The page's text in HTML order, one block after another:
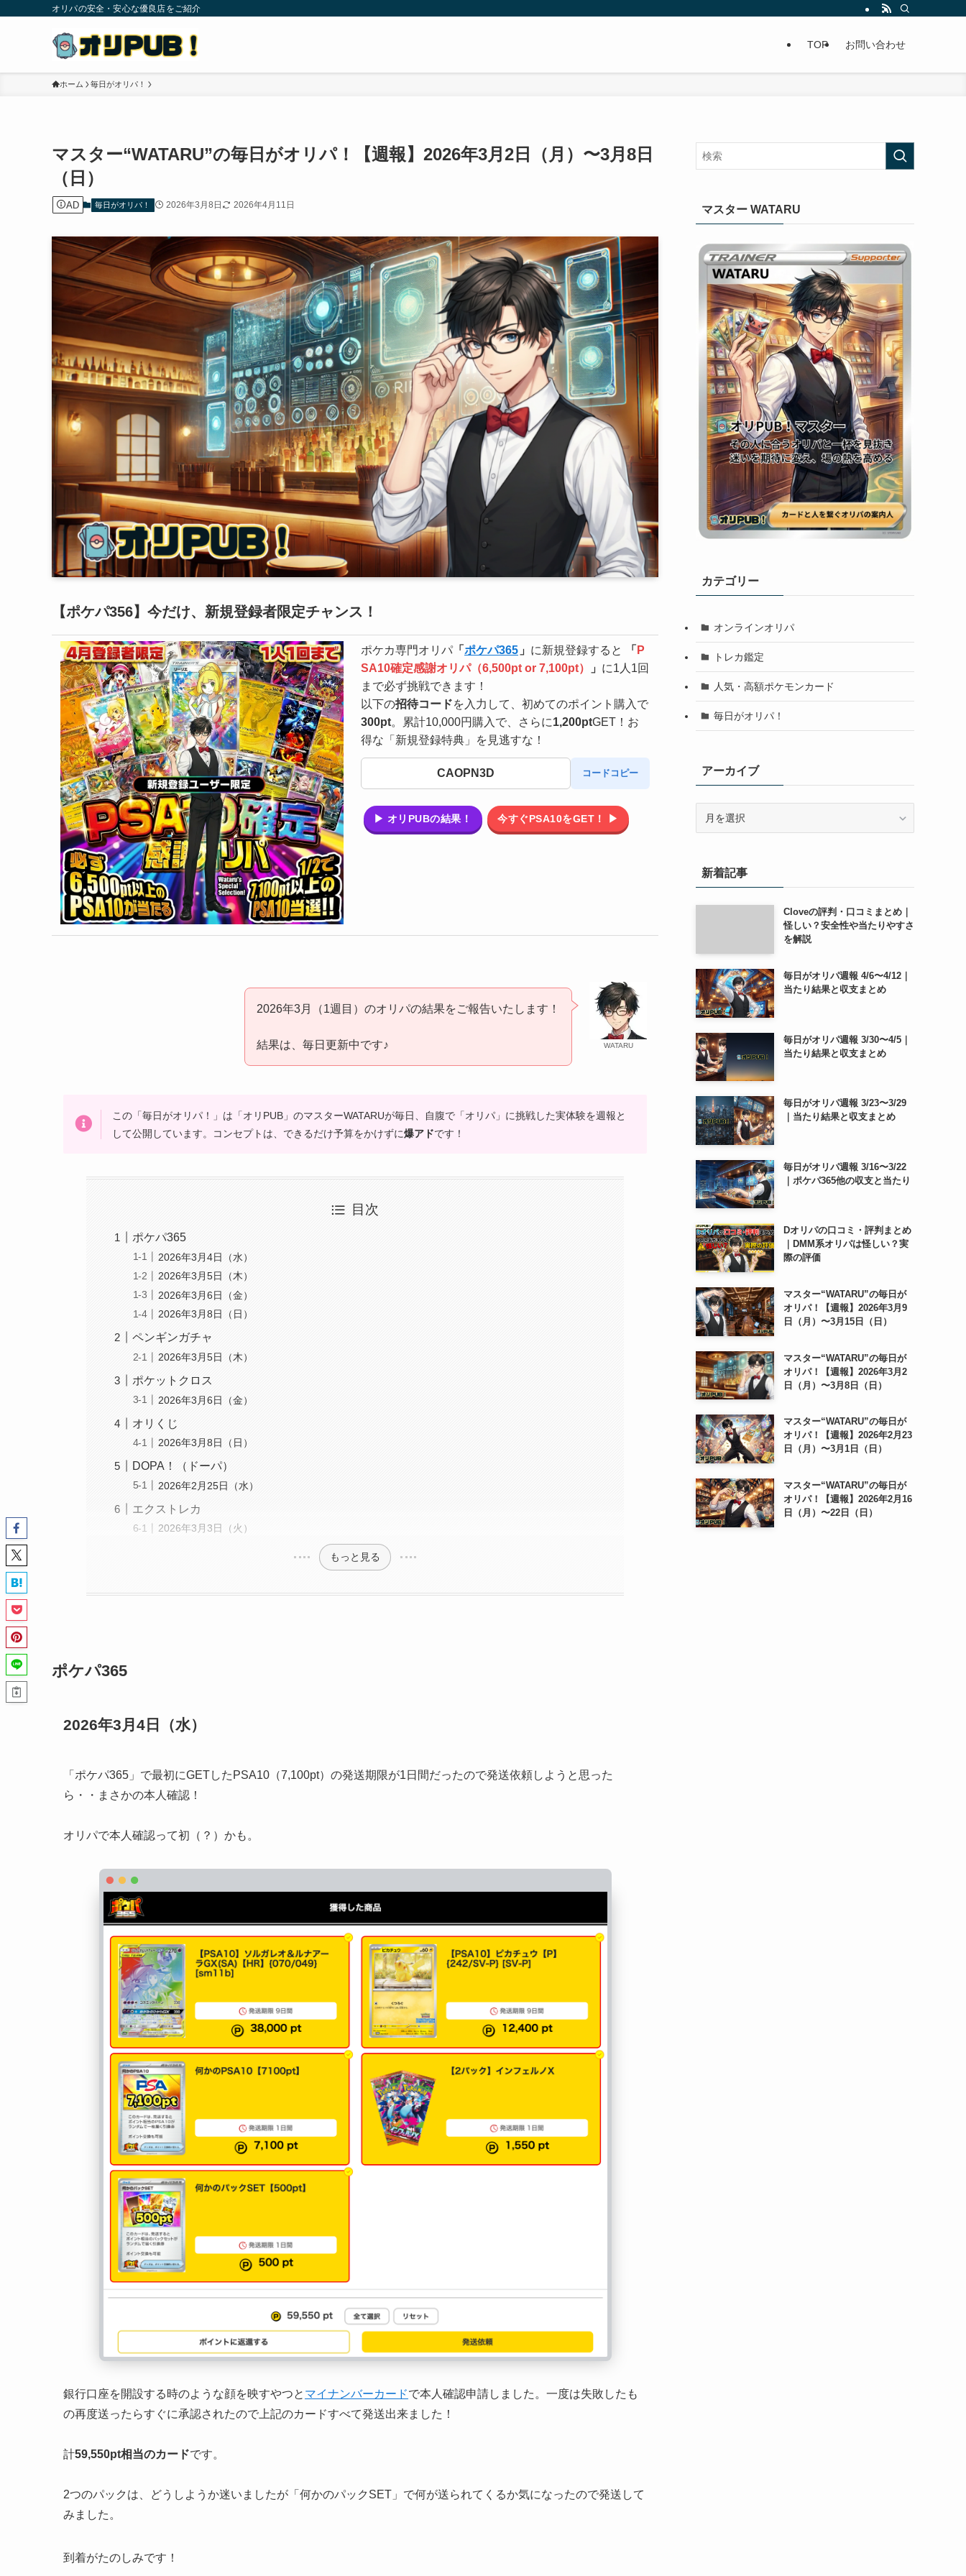
オリパの安全・安心な優良店をご紹介
TOP お問い合わせ
ホーム 毎日がオリパ！
マスター“WATARU”の毎日がオリパ！【週報】2026年3月2日（月）〜3月8日
（日）
AD 毎日がオリパ！ 2026年3月8日 2026年4月11日
【ポケパ356】今だけ、新規登録者限定チャンス！
ポケカ専門オリパ 「 ポケパ365 」 に新規登録すると 「 P
SA10確定感謝オリパ（6,500pt or 7,100pt）
」 に1人1回
まで必ず挑戦できます！
以下の招待コードを入力して、初めてのポイント購入で
300pt。累計10,000円購入で、さらに1,200ptGET！お
得な「新規登録特典」を見逃すな！
CAOPN3D コードコピー
▶ オリPUBの結果！ 今すぐPSA10をGET！ ▶
WATARU
2026年3月（1週目）のオリパの結果をご報告いたします！
結果は、毎日更新中です♪
この「毎日がオリパ！」は「オリPUB」のマスターWATARUが毎日、自腹で「オリパ」に挑戦した実体験を週報と
して公開しています。コンセプトは、できるだけ予算をかけずに爆アドです！
目次
ポケパ365
2026年3月4日（水）
2026年3月5日（木）
2026年3月6日（金）
2026年3月8日（日）
ペンギンガチャ
2026年3月5日（木）
ポケットクロス
2026年3月6日（金）
オリくじ
2026年3月8日（日）
DOPA！（ドーパ）
2026年2月25日（水）
エクストレカ
2026年3月3日（火）
もっと見る
ポケパ365
2026年3月4日（水）
「ポケパ365」で最初にGETしたPSA10（7,100pt）の発送期限が1日間だったので発送依頼しようと思った
ら・・まさかの本人確認！
オリパで本人確認って初（？）かも。
銀行口座を開設する時のような顔を映すやつと マイナンバーカードで本人確認申請しました。一度は失敗したも
の再度送ったらすぐに承認されたので上記のカードすべて発送出来ました！
計59,550pt相当のカードです。
2つのパックは、どうしようか迷いましたが「何かのパックSET」で何が送られてくるか気になったので発送して
みました。
到着がたのしみです！
マスター WATARU
カテゴリー
オンラインオリパ
トレカ鑑定
人気・高額ポケモンカード
毎日がオリパ！
アーカイブ
ブ新着記事
Cloveの評判・口コミまとめ｜
怪しい？安全性や当たりやすさ
を解説
毎日がオリパ週報 4/6〜4/12｜
当たり結果と収支まとめ
毎日がオリパ週報 3/30〜4/5｜
当たり結果と収支まとめ
毎日がオリパ週報 3/23〜3/29
｜当たり結果と収支まとめ
毎日がオリパ週報 3/16〜3/22
｜ポケパ365他の収支と当たり
Dオリパの口コミ・評判まとめ
｜DMM系オリパは怪しい？実
際の評価
マスター“WATARU”の毎日が
オリパ！【週報】2026年3月9
日（月）〜3月15日（日）
マスター“WATARU”の毎日が
オリパ！【週報】2026年3月2
日（月）〜3月8日（日）
マスター“WATARU”の毎日が
オリパ！【週報】2026年2月23
日（月）〜3月1日（日）
マスター“WATARU”の毎日が
オリパ！【週報】2026年2月16
日（月）〜22日（日）